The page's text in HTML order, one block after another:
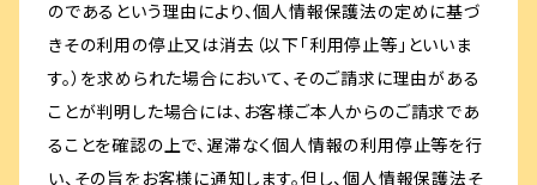
のであるという理由により、個人情報保護法の定めに基づ
きその利用の停止又は消去（以下「利用停止等」といいま
す。）を求められた場合において、そのご請求に理由がある
ことが判明した場合には、お客様ご本人からのご請求であ
ることを確認の上で、遅滞なく個人情報の利用停止等を行
い、その旨をお客様に通知します。但し、個人情報保護法そ